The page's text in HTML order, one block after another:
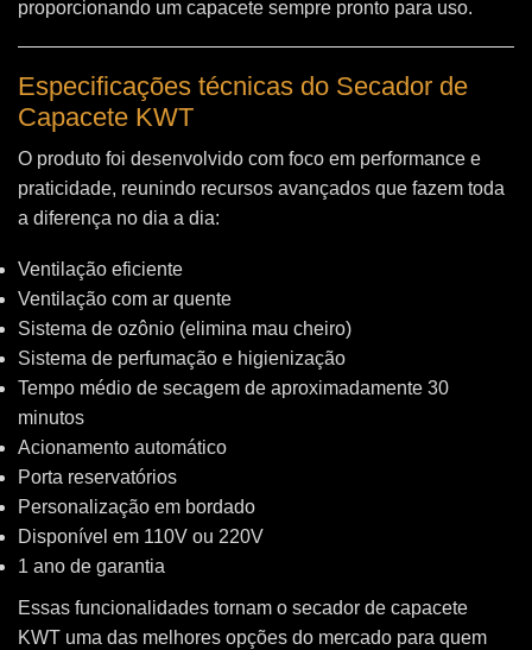
proporcionando um capacete sempre pronto para uso.
Especificações técnicas do Secador de
Capacete KWT
O produto foi desenvolvido com foco em performance e
praticidade, reunindo recursos avançados que fazem toda
a diferença no dia a dia:
Ventilação eficiente
Ventilação com ar quente
Sistema de ozônio (elimina mau cheiro)
Sistema de perfumação e higienização
Tempo médio de secagem de aproximadamente 30
minutos
Acionamento automático
Porta reservatórios
Personalização em bordado
Disponível em 110V ou 220V
1 ano de garantia
Essas funcionalidades tornam o secador de capacete
KWT uma das melhores opções do mercado para quem